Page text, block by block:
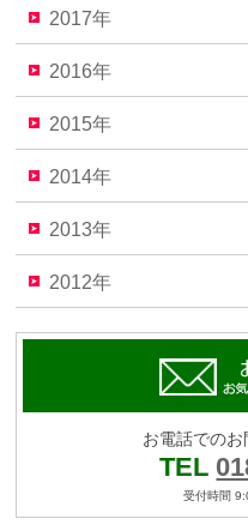
2017年
2016年
2015年
2014年
2013年
2012年
お電話での
TEL
受付時間